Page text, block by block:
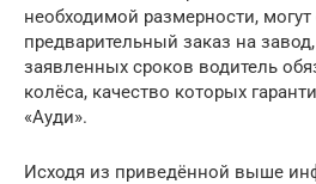
необходимой размерности,
предварительный заказ на
заявленных сроков водитель
колёса, качество которых
«Ауди».
Исходя из приведённой выше